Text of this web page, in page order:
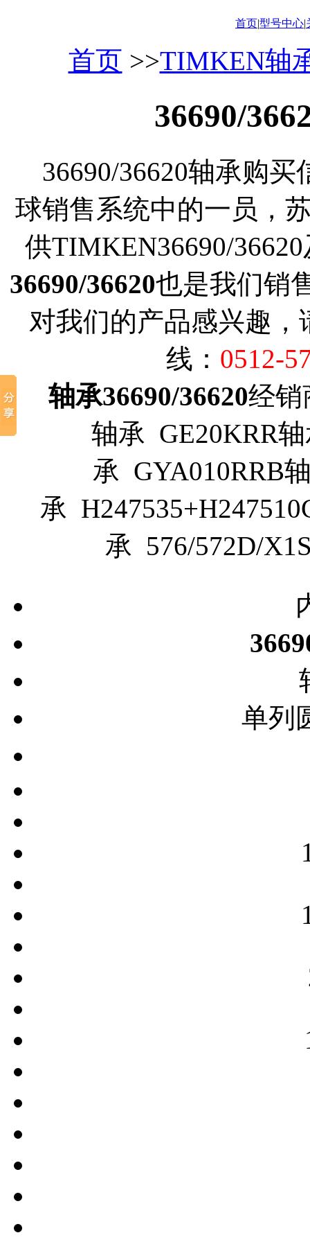
首页|型号中心|
首页 >>TIMKEN轴
36690/
36690/36620轴承购买
球销售系统中的一员，
供TIMKEN36690/
36690/36620也是我们销
对我们的产品感兴趣
线： 0512-
轴承36690/36620经销
轴承 GE20KRR
承 GYA010RRB
承
承 576/572D/
单列